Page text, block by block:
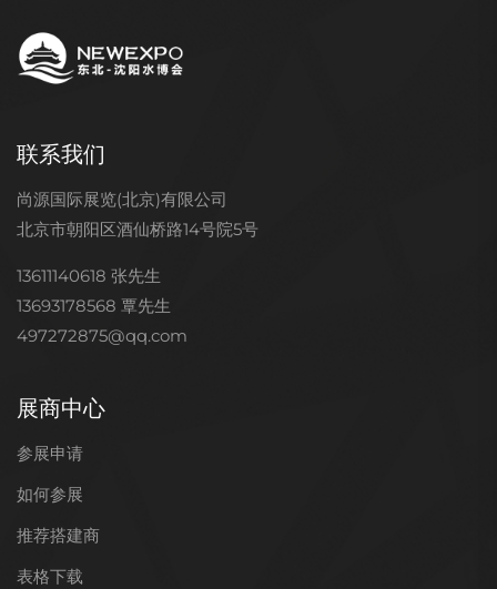
联系我们
尚源国际展览(北京)有限公司
北京市朝阳区酒仙桥路14号院5号
13611140618 张先生
13693178568 覃先生
497272875@qq.com
展商中心
参展申请
如何参展
推荐搭建商
表格下载